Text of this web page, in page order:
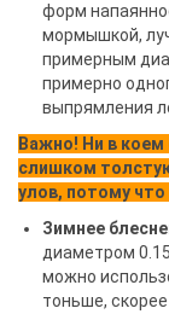
форм
мормышкой,
примерным
примерно
выпрямления
Важно! Ни в коем
слишком
улов, потому что
Зимнее
диаметром
можно
тоньше,